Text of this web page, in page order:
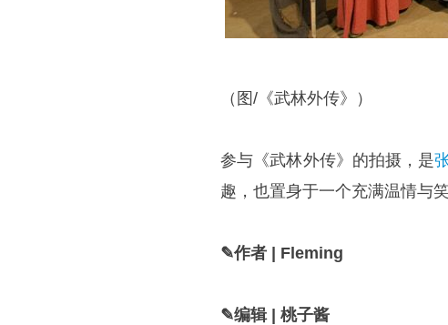
（图/《武林外传》）
参与《武林外传》的拍摄，是
趣，也置身于一个充满温情与
✎作者 | Fleming
✎编辑 | 桃子酱